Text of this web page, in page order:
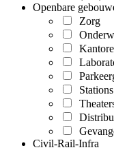
Openbare
Zorg
Civil-Rail-Infra